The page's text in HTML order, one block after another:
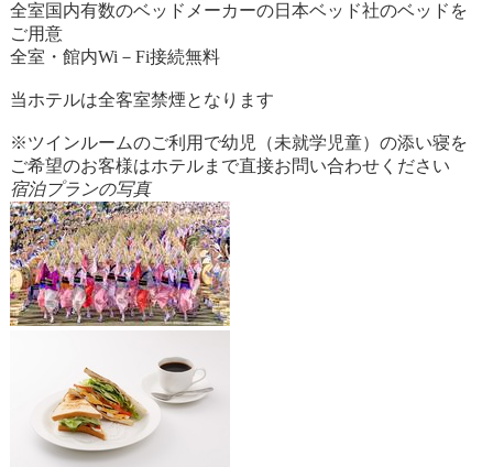
全室国内有数のベッドメーカーの日本ベッド社のベッドを
ご用意
全室・館内Wi－Fi接続無料
当ホテルは全客室禁煙となります
※ツインルームのご利用で幼児（未就学児童）の添い寝を
ご希望のお客様はホテルまで直接お問い合わせください
宿泊プランの写真